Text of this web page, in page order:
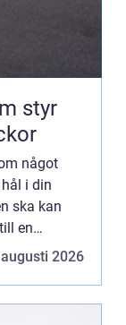
styr
något
i din
ska kan
en
2026